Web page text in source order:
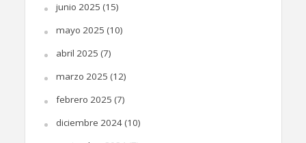
junio 2025 (15)
mayo 2025 (10)
abril 2025 (7)
marzo 2025 (12)
febrero 2025 (7)
diciembre 2024(10)